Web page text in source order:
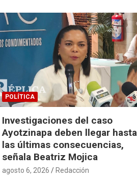
POLÍTICA
Investigaciones del caso
Ayotzinapa deben llegar hasta
las últimas consecuencias,
señala Beatriz Mojica
agosto 6, 2026 Redacción